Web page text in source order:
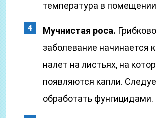
температура в
Мучнистая роса.
заболевание начинается
налет на листьях, на
появляются капли.
обработать фунгицидами.